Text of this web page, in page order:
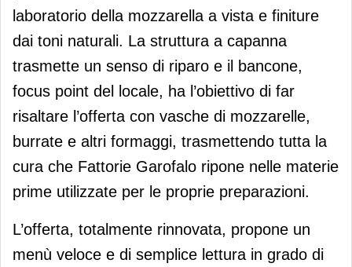
laboratorio della mozzarella a vista e finiture
dai toni naturali. La struttura a capanna
trasmette un senso di riparo e il bancone,
focus point del locale, ha l’obiettivo di far
risaltare l’offerta con vasche di mozzarelle,
burrate e altri formaggi, trasmettendo tutta la
cura che Fattorie Garofalo ripone nelle materie
prime utilizzate per le proprie preparazioni.
L’offerta, totalmente rinnovata, propone un
menù veloce e di semplice lettura in grado di